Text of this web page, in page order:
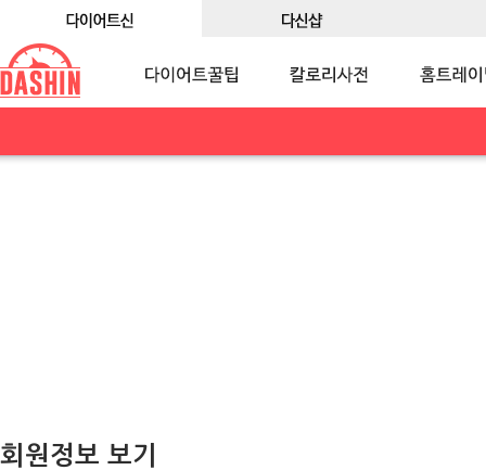
회원정보 보기